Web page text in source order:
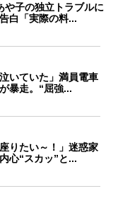
子の独立トラブルに
白「実際の料...
いていた」満員電車
暴走。“屈強...
りたい～！」迷惑家
心“スカッ”と...